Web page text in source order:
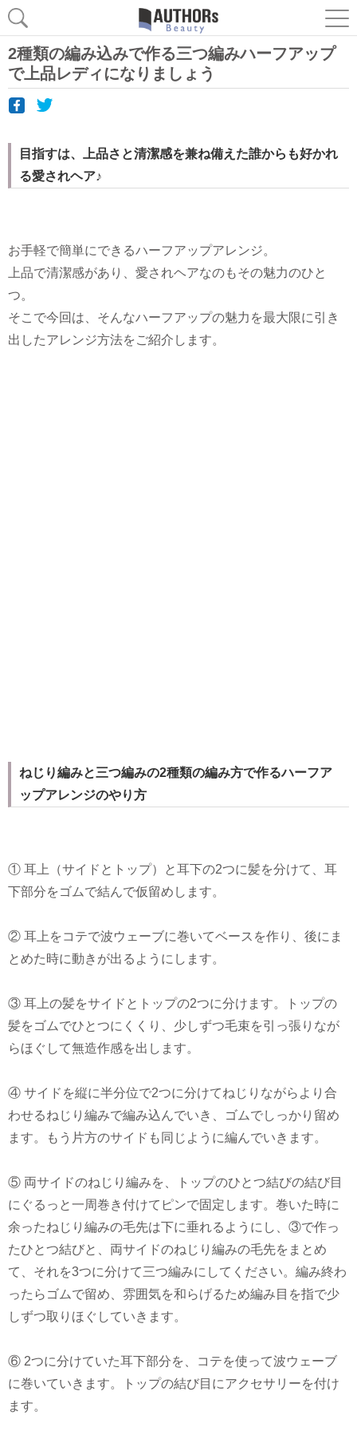
2種類の編み込みで作る三つ編みハーフアップ
で上品レディになりましょう
目指すは、上品さと清潔感を兼ね備えた誰からも好かれ
る愛されヘア♪
お手軽で簡単にできるハーフアップアレンジ。
上品で清潔感があり、愛されヘアなのもその魅力のひと
つ。
そこで今回は、そんなハーフアップの魅力を最大限に引き
出したアレンジ方法をご紹介します。
ねじり編みと三つ編みの2種類の編み方で作るハーフア
ップアレンジのやり方
① 耳上（サイドとトップ）と耳下の2つに髪を分けて、耳
下部分をゴムで結んで仮留めします。
② 耳上をコテで波ウェーブに巻いてベースを作り、後にま
とめた時に動きが出るようにします。
③ 耳上の髪をサイドとトップの2つに分けます。トップの
髪をゴムでひとつにくくり、少しずつ毛束を引っ張りなが
らほぐして無造作感を出します。
④ サイドを縦に半分位で2つに分けてねじりながらより合
わせるねじり編みで編み込んでいき、ゴムでしっかり留め
ます。もう片方のサイドも同じように編んでいきます。
⑤ 両サイドのねじり編みを、トップのひとつ結びの結び目
にぐるっと一周巻き付けてピンで固定します。巻いた時に
余ったねじり編みの毛先は下に垂れるようにし、③で作っ
たひとつ結びと、両サイドのねじり編みの毛先をまとめ
て、それを3つに分けて三つ編みにしてください。編み終わ
ったらゴムで留め、雰囲気を和らげるため編み目を指で少
しずつ取りほぐしていきます。
⑥ 2つに分けていた耳下部分を、コテを使って波ウェーブ
に巻いていきます。トップの結び目にアクセサリーを付け
ます。